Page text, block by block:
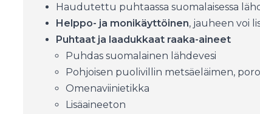
Haudutettu puhtaassa suomalaisessa
Helppo- ja monikäyttöinen, jauheen voi
Puhtaat ja laadukkaat raaka-aineet
Puhdas suomalainen lähdevesi
Pohjoisen puolivillin metsäeläimen,
Omenaviinietikka
Lisäaineeton